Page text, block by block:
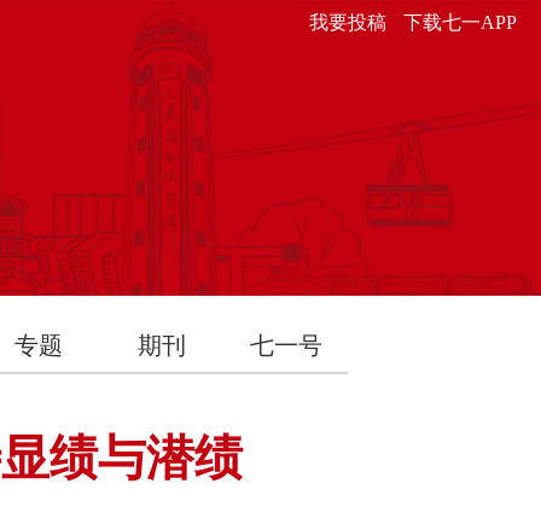
我要投稿 下载七一APP
专题 期刊 七一号
绩与潜绩